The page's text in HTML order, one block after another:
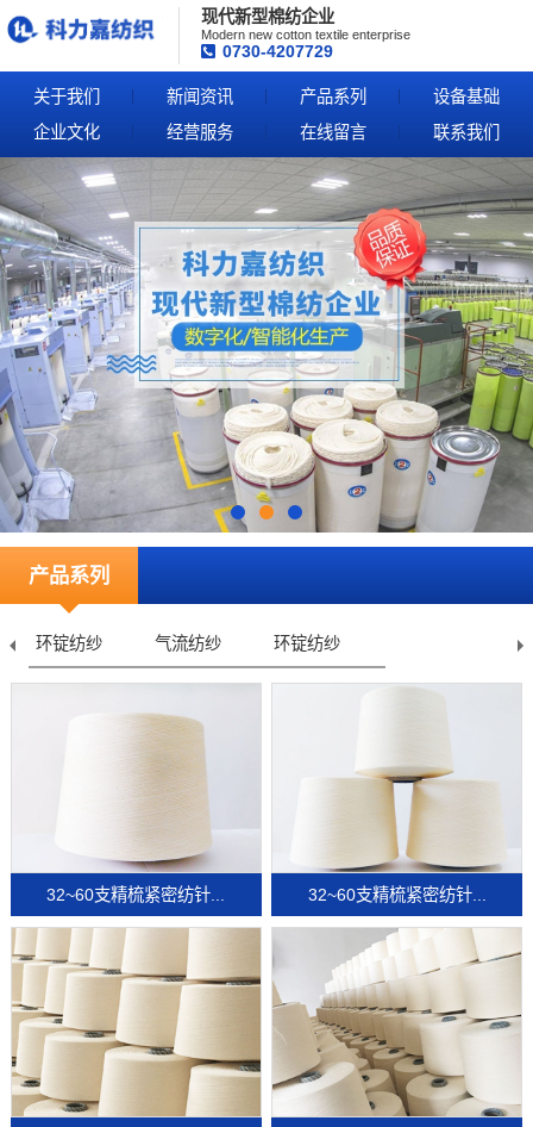
现代新型棉纺企业
Modern new cotton textile enterprise
0730-4207729
关于我们 新闻资讯 产品系列
设备基础
企业文化
经营服务 在线留言 联系我们
产品系列
环锭纺纱 气流纺纱 环锭纺纱
32~60支精梳紧密纺针... 32~60支精梳紧密纺针...